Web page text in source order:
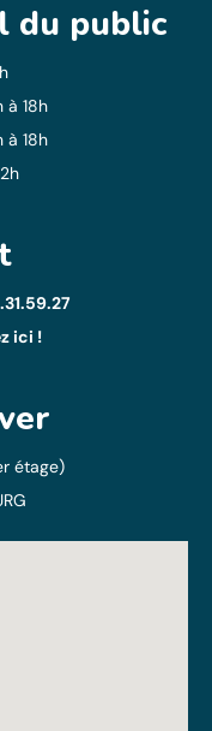
du public
à 18h
à 18h
ici !
étage)